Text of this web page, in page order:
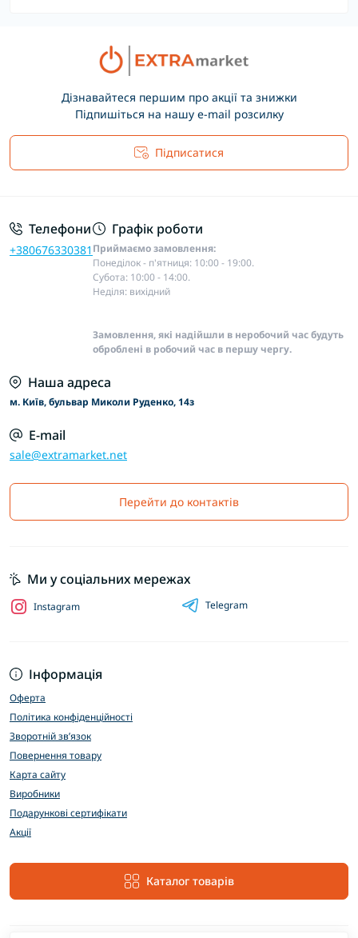
Дізнавайтеся першим про акції та знижки
Підпишіться на нашу e-mail розсилку
Підписатися
Телефони
+380676330381
Графік роботи
Приймаємо замовлення:
Понеділок - п'ятниця: 10:00 - 19:00.
Субота: 10:00 - 14:00.
Неділя: вихідний
Замовлення, які надійшли в неробочий час будуть
оброблені в робочий час в першу чергу.
Наша адреса
м. Київ, бульвар Миколи Руденко, 14з
E-mail
sale@extramarket.net
Перейти до контактів
Інформація
Оферта
Політика конфіденційності
Зворотній зв’язок
Повернення товару
Карта сайту
Виробники
Подарункові сертифікати
Акції
Каталог товарів
Ми у соціальних мережах
Instagram Telegram